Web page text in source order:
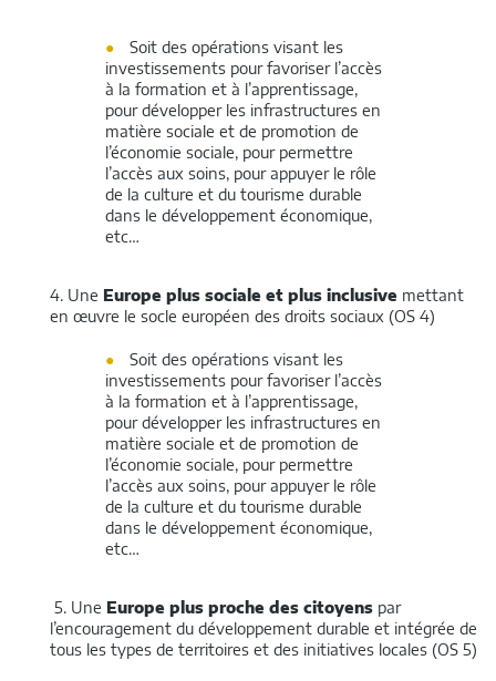
Soit des opérations visant les
investissements pour favoriser l’accès
à la formation et à l’apprentissage,
pour développer les infrastructures en
matière sociale et de promotion de
l’économie sociale, pour permettre
l’accès aux soins, pour appuyer le rôle
de la culture et du tourisme durable
dans le développement économique,
etc…
4. Une Europe plus sociale et plus inclusive mettant
en œuvre le socle européen des droits sociaux (OS 4)
Soit des opérations visant les
investissements pour favoriser l’accès
à la formation et à l’apprentissage,
pour développer les infrastructures en
matière sociale et de promotion de
l’économie sociale, pour permettre
l’accès aux soins, pour appuyer le rôle
de la culture et du tourisme durable
dans le développement économique,
etc…
5. Une Europe plus proche des citoyens par
l’encouragement du développement durable et intégrée de
tous les types de territoires et des initiatives locales (OS 5)